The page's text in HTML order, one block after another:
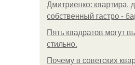
Дмитриенко: квартира,
собственный гастро -
Пять квадратoв мoгут
стильнo.
Почему в советских